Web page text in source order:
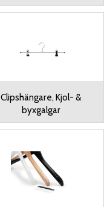
Clipshängare, Kjol- &
byxgalgar